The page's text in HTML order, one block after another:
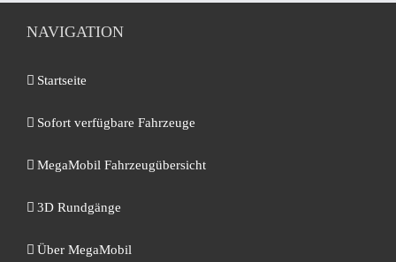
NAVIGATION
Startseite
Sofort verfügbare Fahrzeuge
MegaMobil Fahrzeugübersicht
3D Rundgänge
Über MegaMobil